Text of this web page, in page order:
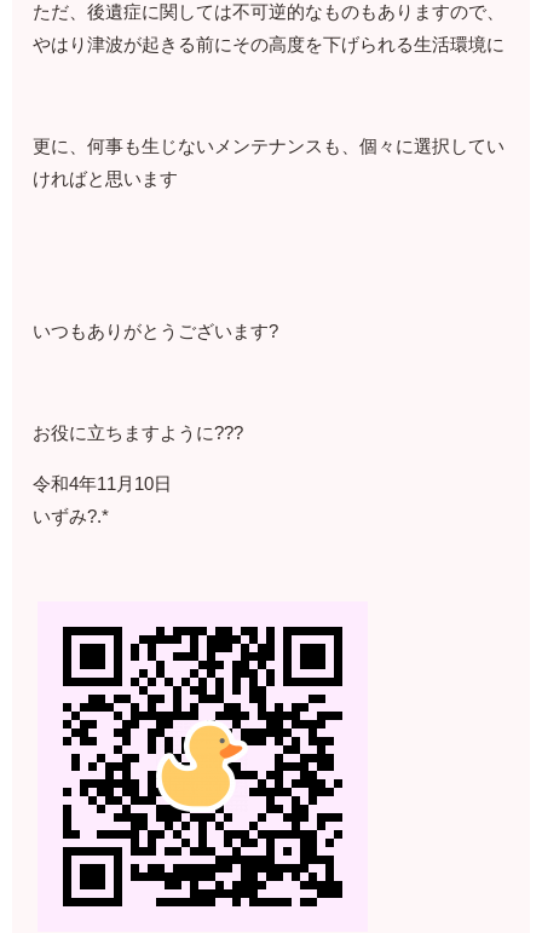
ただ、後遺症に関しては不可逆的なものもありますので、
やはり津波が起きる前にその高度を下げられる生活環境に
更に、何事も生じないメンテナンスも、個々に選択してい
ければと思います
いつもありがとうございます?
お役に立ちますように???
令和4年11月10日
いずみ?.*